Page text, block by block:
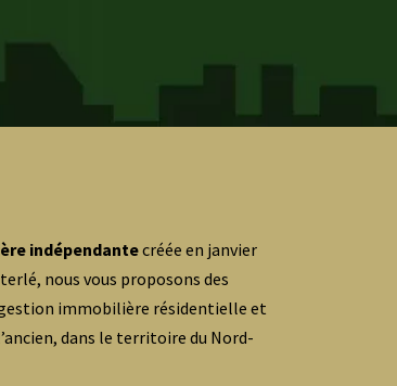
indépendantecréée en janvier
nous vous proposons des
immobilière résidentielle et
dans le territoire du Nord-